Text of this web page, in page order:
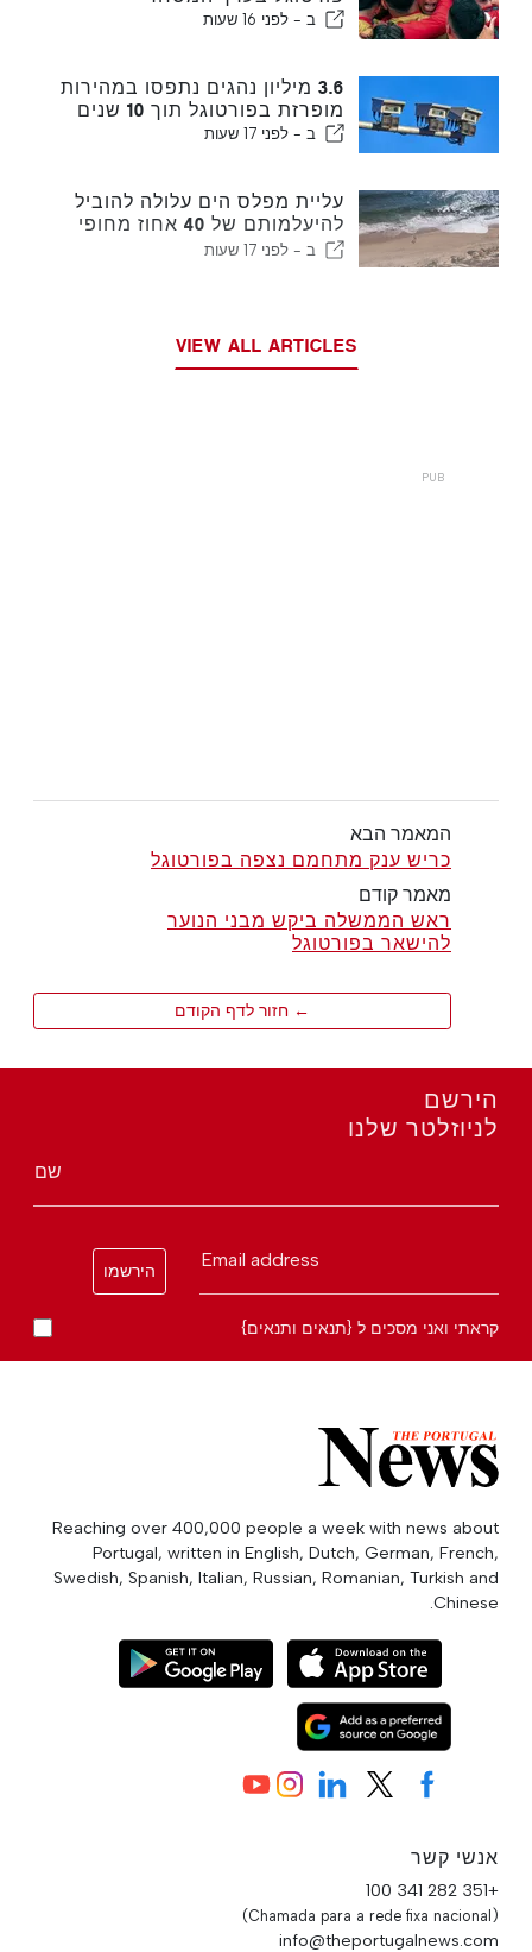
ב - לפני 16 שעות
3.6 מיליון נהגים נתפסו במהירות
מופרזת בפורטוגל תוך 10 שנים
ב - לפני 17 שעות
עליית מפלס הים עלולה להוביל
להיעלמותם של 40 אחוז מחופי
פורטוגל
ב - לפני 17 שעות
VIEW ALL ARTICLES
המאמר הבא
כריש ענק מתחמם נצפה בפורטוגל
מאמר קודם
ראש הממשלה ביקש מבני הנוער
להישאר בפורטוגל
← חזור לדף הקודם
הירשם
לניוזלטר שלנו
שם
Email address
הירשמו
קראתי ואני מסכים ל {תנאים ותנאים}
Reaching over 400,000 people a week with news about
Portugal, written in English, Dutch, German, French,
Swedish, Spanish, Italian, Russian, Romanian, Turkish and
Chinese.
אנשי קשר
+351 282 341 100
(Chamada para a rede fixa nacional)
info@theportugalnews.com